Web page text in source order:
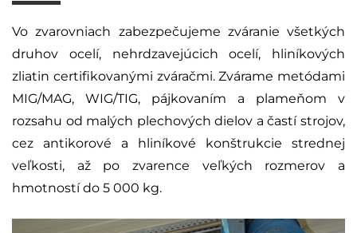
Vo zvarovniach zabezpečujeme zváranie všetkých
druhov ocelí, nehrdzavejúcich ocelí, hliníkových
zliatin certifikovanými zváračmi. Zvárame metódami
MIG/MAG, WIG/TIG, pájkovaním a plameňom v
rozsahu od malých plechových dielov a častí strojov,
cez antikorové a hliníkové konštrukcie strednej
veľkosti, až po zvarence veľkých rozmerov a
hmotností do 5 000 kg.